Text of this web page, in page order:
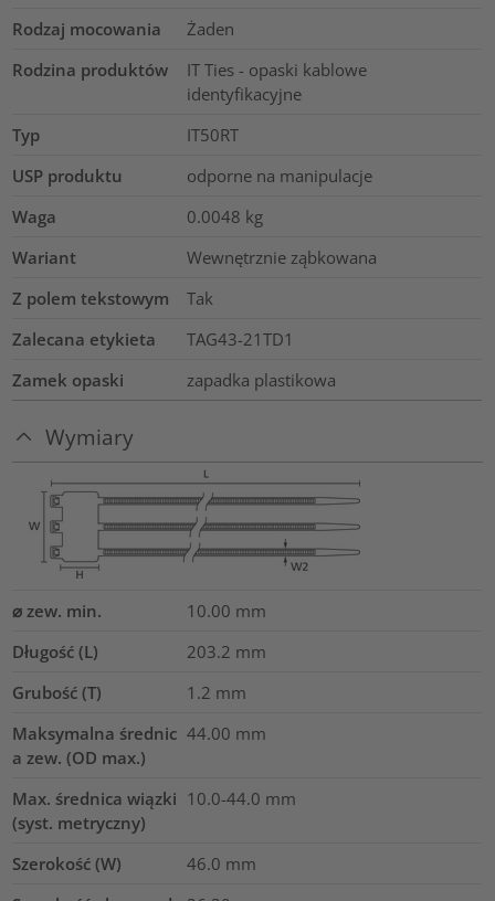
Rodzaj mocowania
Żaden
Rodzina produktów
IT Ties - opaski kablowe
identyfikacyjne
Typ
IT50RT
USP produktu
odporne na manipulacje
Waga
0.0048 kg
Wariant
Wewnętrznie ząbkowana
Z polem tekstowym
Tak
Zalecana etykieta
TAG43-21TD1
Zamek opaski
zapadka plastikowa
Wymiary
⌀ zew. min. 10.00 mm
Długość (L)
203.2 mm
Grubość (T)
1.2 mm
Maksymalna średnic
a zew. (OD max.)
44.00 mm
Max. średnica wiązki
(syst. metryczny)
10.0-44.0 mm
Szerokość (W) 46.0 mm